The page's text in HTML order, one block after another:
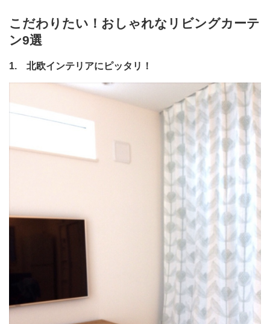
こだわりたい！おしゃれなリビングカーテ
ン9選
1. 北欧インテリアにピッタリ！